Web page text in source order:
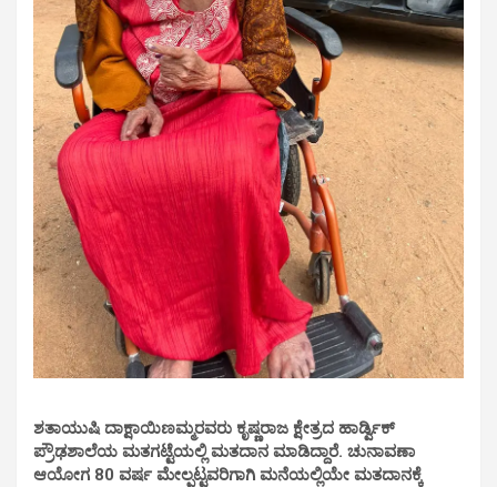
ಶತಾಯುಷಿ ದಾಕ್ಷಾಯಿಣಮ್ಮರವರು ಕೃಷ್ಣರಾಜ ಕ್ಷೇತ್ರದ ಹಾರ್ಡ್ವಿಕ್
ಪ್ರೌಢಶಾಲೆಯ ಮತಗಟ್ಟೆಯಲ್ಲಿ ಮತದಾನ ಮಾಡಿದ್ದಾರೆ. ಚುನಾವಣಾ
ಆಯೋಗ 80 ವರ್ಷ ಮೇಲ್ಪಟ್ಟವರಿಗಾಗಿ ಮನೆಯಲ್ಲಿಯೇ ಮತದಾನಕ್ಕೆ